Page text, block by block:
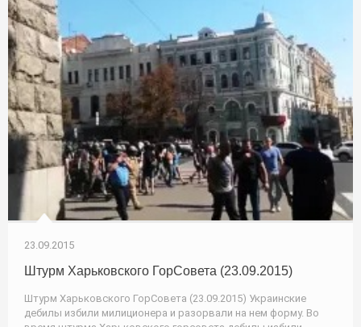
23.09.2015
Штурм Харьковского ГорСовета (23.09.2015)
Штурм Харьковского ГорСовета (23.09.2015) Украинские
дебилы избили милиционера и разорвали на нем форму. Во